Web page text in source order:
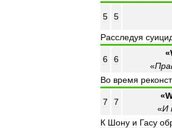
5 5
Расследуя
6 6
«
«
Во время
7 7
«
«И
К Шону и Гасу